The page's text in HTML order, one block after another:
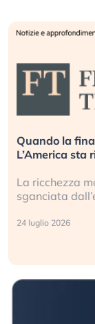
Quando la
L’America sta
La ricchezza
sganciata
24 luglio 2026